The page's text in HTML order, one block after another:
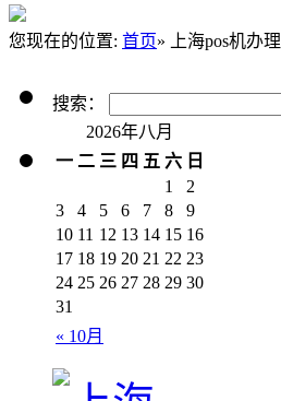
您现在的位置: 首页» 上海pos机办理
搜索：
2026年八月
一 二 三 四 五 六 日
« 10月
1
2
3
4 5 6 7 8
9
10 11 12 13 14 15 16
17 18 19 20 21 22 23
24 25 26 27 28 29 30
31